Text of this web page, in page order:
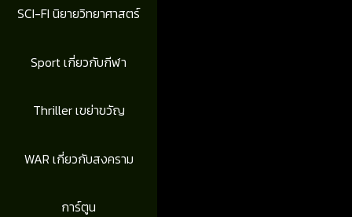
SCI-FI นิยายวิทยาศาสตร์
Sport เกี่ยวกับกีฬา
Thriller เขย่าขวัญ
WAR เกี่ยวกับสงคราม
การ์ตูน